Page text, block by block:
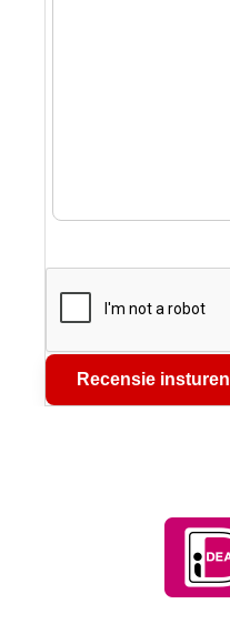
Recensie insturen